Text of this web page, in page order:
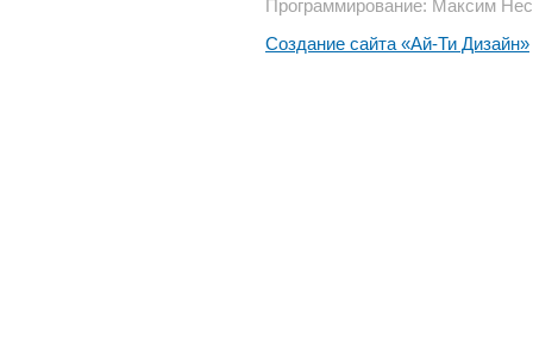
Программирование: Максим
Создание сайта «Ай-Ти Дизайн»